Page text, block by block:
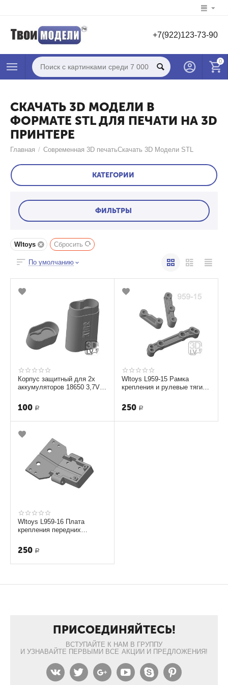
+7(922)123-73-90
0
СКАЧАТЬ 3D МОДЕЛИ В
ФОРМАТЕ STL ДЛЯ ПЕЧАТИ НА 3D
ПРИНТЕРЕ
Главная / Современная 3D печатьСкачать 3D Модели STL
КАТЕГОРИИ
ФИЛЬТРЫ
Wltoys Сбросить
По умолчанию
Корпус защитный для 2х
аккумуляторов 18650 3,7V
100 Р
Wltoys L959-15 Рамка
крепления и рулевые тяги
250 Р
Wltoys L959-16 Плата
крепления передних
250 Р
ПРИСОЕДИНЯЙТЕСЬ!
ВСТУПАЙТЕ К НАМ В ГРУППУ
И УЗНАВАЙТЕ ПЕРВЫМИ ВСЕ АКЦИИ И ПРЕДЛОЖЕНИЯ!